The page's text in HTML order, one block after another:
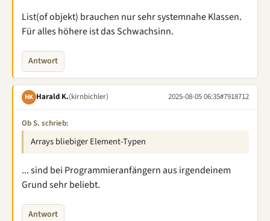
List(of objekt) brauchen nur sehr systemnahe Klassen.
Für alles höhere ist das Schwachsinn.
Antwort
HK Harald K.(kirnbichler) 2025-08-05 06:35#7918712
Ob S. schrieb:
Arrays bliebiger Element-Typen
... sind bei Programmieranfängern aus irgendeinem
Grund sehr beliebt.
Antwort